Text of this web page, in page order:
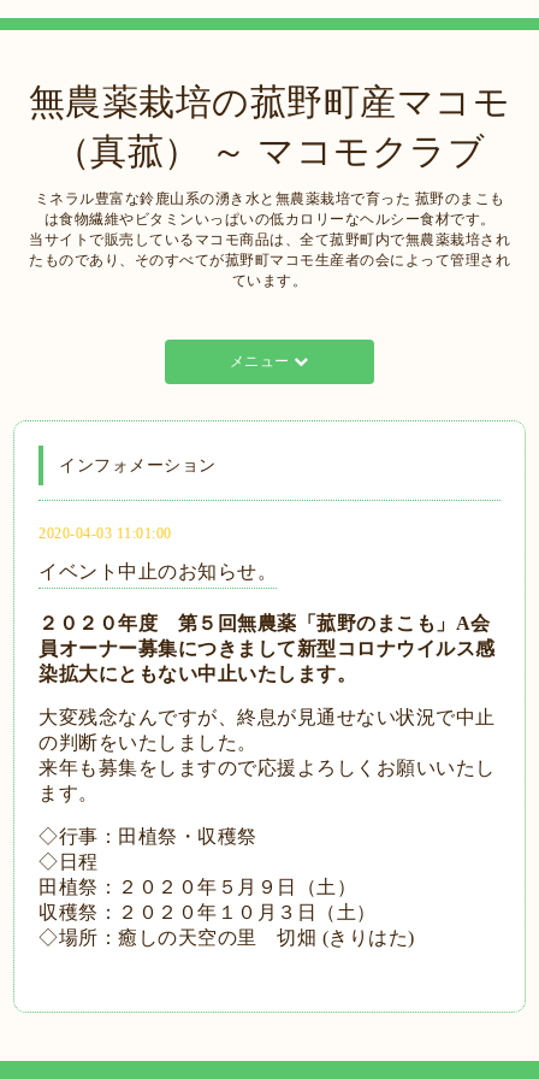
無農薬栽培の菰野町産マコモ
（真菰） ～ マコモクラブ
ミネラル豊富な鈴鹿山系の湧き水と無農薬栽培で育った 菰野のまこも
は食物繊維やビタミンいっぱいの低カロリーなヘルシー食材です。
当サイトで販売しているマコモ商品は、全て菰野町内で無農薬栽培され
たものであり、そのすべてが菰野町マコモ生産者の会によって管理され
ています。
メニュー
インフォメーション
2020-04-03 11:01:00
イベント中止のお知らせ。
２０２０年度 第５回無農薬「菰野のまこも」A会
員オーナー募集につきまして新型コロナウイルス感
染拡大にともない中止いたします。
大変残念なんですが、終息が見通せない状況で中止
の判断をいたしました。
来年も募集をしますので応援よろしくお願いいたし
ます。
◇行事：田植祭・収穫祭
◇日程
田植祭：２０２０年５月９日（土）
収穫祭：２０２０年１０月３日（土）
◇場所：癒しの天空の里 切畑 (きりはた)